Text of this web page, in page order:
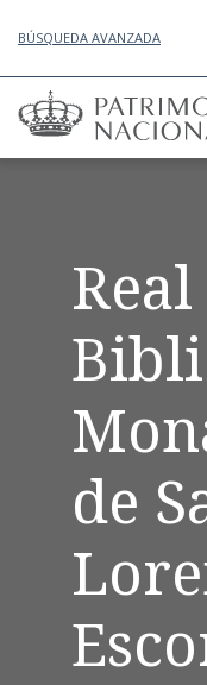
BÚSQUEDA AVANZADA
Real
de